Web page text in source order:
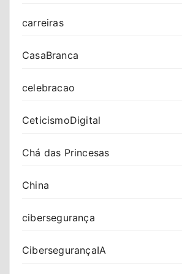
carreiras
CasaBranca
celebracao
CeticismoDigital
Chá das Princesas
China
cibersegurança
CibersegurançaIA